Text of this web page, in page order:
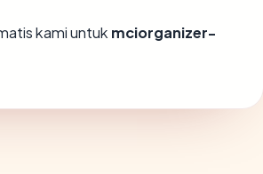
kami untuk mciorganizer-